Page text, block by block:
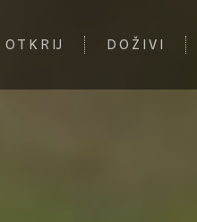
OTKRIJ DOŽIVI